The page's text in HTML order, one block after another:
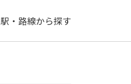
駅・路線から探す